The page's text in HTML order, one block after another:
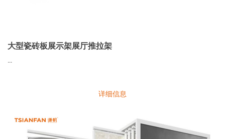
大型瓷砖板展示架展厅推拉架
...
详细信息